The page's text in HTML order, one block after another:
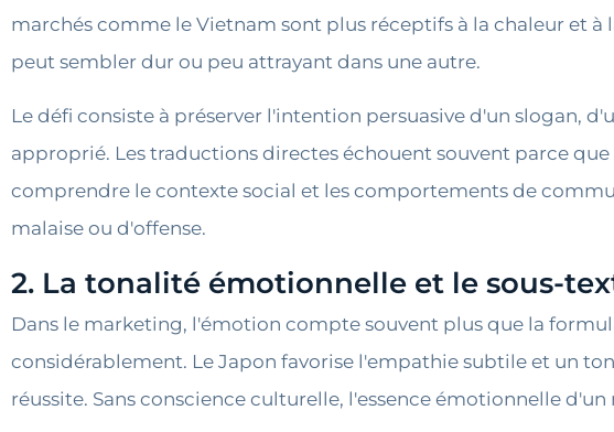
marchés comme le Vietnam sont plus réceptifs à la chaleur et
peut sembler dur ou peu attrayant dans une autre.
Le défi consiste à préserver l'intention persuasive d'un slogan,
approprié. Les traductions directes échouent souvent parce
comprendre le contexte social et les comportements de
malaise ou d'offense.
2. La tonalité émotionnelle et le sous-
Dans le marketing, l'émotion compte souvent plus que la
considérablement. Le Japon favorise l'empathie subtile et un
réussite. Sans conscience culturelle, l'essence émotionnelle